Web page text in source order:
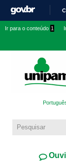
Ir para o conteúdo 1